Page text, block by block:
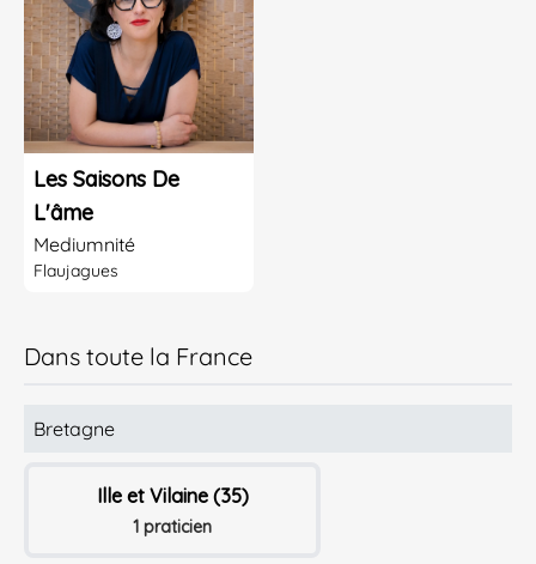
Les Saisons De
L'âme
Mediumnité
Flaujagues
Dans toute la France
Bretagne
Ille et Vilaine (35)
1 praticien